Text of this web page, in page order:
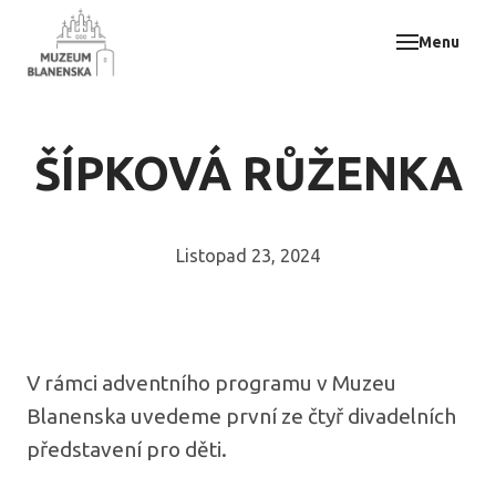
Menu
ŠÍPKOVÁ RŮŽENKA
Listopad 23, 2024
V rámci adventního programu v Muzeu
Blanenska uvedeme první ze čtyř divadelních
představení pro děti.